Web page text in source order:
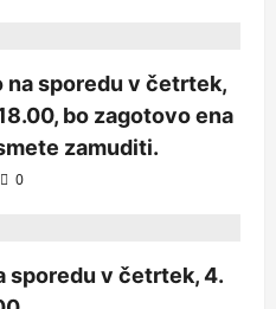
na sporedu v četrtek,
bo zagotovo ena
zamuditi.
0
sporedu v četrtek, 4.